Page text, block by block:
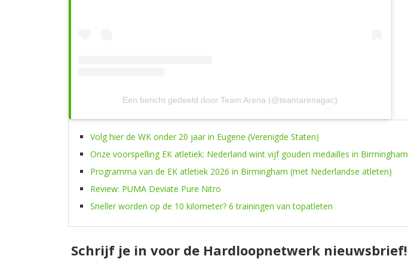
Een bericht gedeeld door Team Arena (@teamarenagac)
Volg hier de WK onder 20 jaar in Eugene (Verenigde Staten)
Onze voorspelling EK atletiek: Nederland wint vijf gouden medailles in Birmingham
Programma van de EK atletiek 2026 in Birmingham (met Nederlandse atleten)
Review: PUMA Deviate Pure Nitro
Sneller worden op de 10 kilometer? 6 trainingen van topatleten
Schrijf je in voor de Hardloopnetwerk nieuwsbrief!